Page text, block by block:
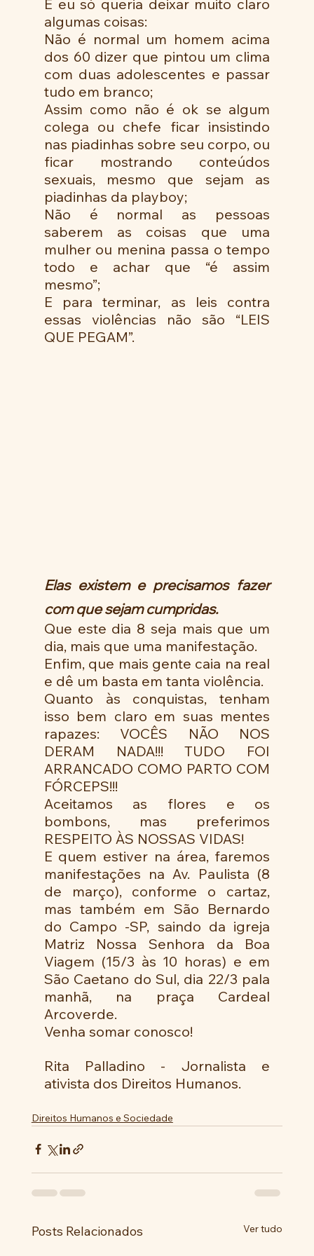
E eu só queria deixar muito claro
algumas coisas:
Não é normal um homem acima
dos 60 dizer que pintou um clima
com duas adolescentes e passar
tudo em branco;
Assim como não é ok se algum
colega ou chefe ficar insistindo
nas piadinhas sobre seu corpo, ou
ficar mostrando conteúdos
sexuais, mesmo que sejam as
piadinhas da playboy;
Não é normal as pessoas
saberem as coisas que uma
mulher ou menina passa o tempo
todo e achar que “é assim
mesmo”;
E para terminar, as leis contra
essas violências não são “LEIS
QUE PEGAM”.
Elas existem e precisamos fazer
com que sejam cumpridas.
Que este dia 8 seja mais que um
dia, mais que uma manifestação.
Enfim, que mais gente caia na real
e dê um basta em tanta violência.
Quanto às conquistas, tenham
isso bem claro em suas mentes
rapazes: VOCÊS NÃO NOS
DERAM NADA!!! TUDO FOI
ARRANCADO COMO PARTO COM
FÓRCEPS!!!
Aceitamos as flores e os
bombons, mas preferimos
RESPEITO ÀS NOSSAS VIDAS!
E quem estiver na área, faremos
manifestações na Av. Paulista (8
de março), conforme o cartaz,
mas também em São Bernardo
do Campo -SP, saindo da igreja
Matriz Nossa Senhora da Boa
Viagem (15/3 às 10 horas) e em
São Caetano do Sul, dia 22/3 pala
manhã, na praça Cardeal
Arcoverde.
Venha somar conosco!
Rita Palladino - Jornalista e
ativista dos Direitos Humanos.
Direitos Humanos e Sociedade
Posts Relacionados Ver tudo